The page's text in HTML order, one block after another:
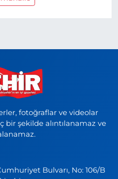
fotoğraflar ve videolar
şekilde alıntılanamaz ve
Bulvarı, No: 106/B